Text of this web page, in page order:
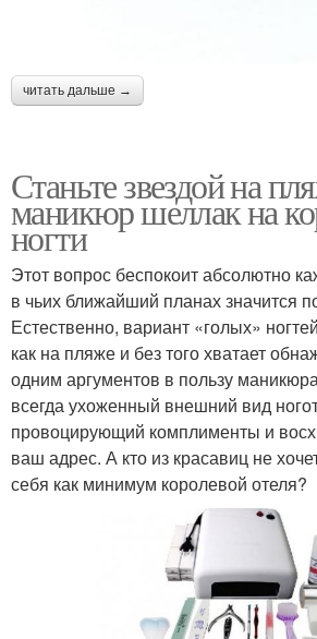
читать дальше →
Станьте звездой на
маникюр шеллак на
ногти
Этот вопрос беспокоит абсолютно
в чьих ближайший планах значится
Естественно, вариант «голых»
как на пляже и без того хватает
одним аргументов в пользу
всегда ухоженный внешний вид
провоцирующий комплименты и
ваш адрес. А кто из красавиц не
себя как минимум королевой отеля?